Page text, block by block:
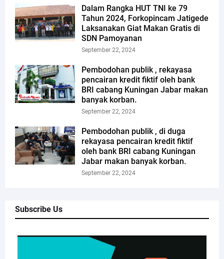
Dalam Rangka HUT TNI ke 79
Tahun 2024, Forkopincam Jatigede
Laksanakan Giat Makan Gratis di
SDN Pamoyanan
September 22, 2024
Pembodohan publik , rekayasa
pencairan kredit fiktif oleh bank
BRI cabang Kuningan Jabar makan
banyak korban.
September 22, 2024
Pembodohan publik , di duga
rekayasa pencairan kredit fiktif
oleh bank BRI cabang Kuningan
Jabar makan banyak korban.
September 22, 2024
Subscribe Us